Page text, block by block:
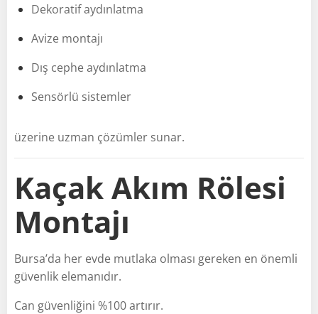
Dekoratif aydınlatma
Avize montajı
Dış cephe aydınlatma
Sensörlü sistemler
üzerine uzman çözümler sunar.
Kaçak Akım Rölesi
Montajı
Bursa’da her evde mutlaka olması gereken en önemli
güvenlik elemanıdır.
Can güvenliğini %100 artırır.